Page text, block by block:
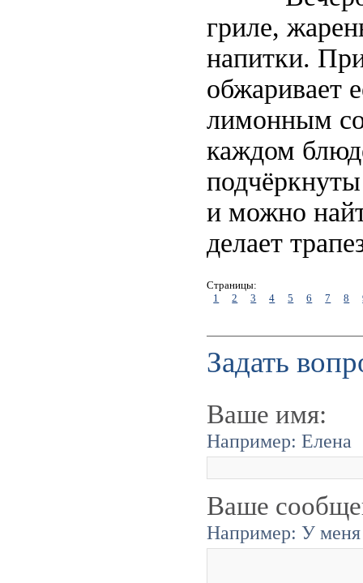
гриле,
напитки.
обжаривает
лимонным
каждом
и можно
делает
Страницы:
1
2 3 4 5 6 7 8
Задать
Ваше имя:
Например: Елена
Ваше
Например: У меня